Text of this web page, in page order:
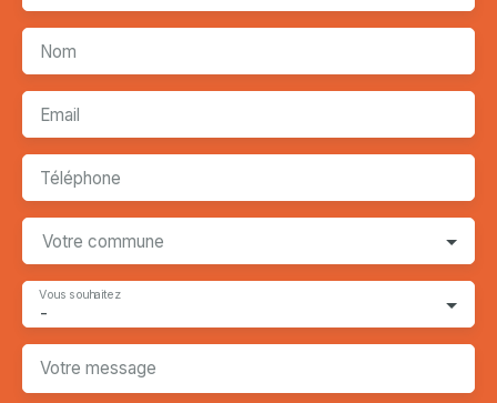
Nom
Email
Téléphone
Votre commune
-
Vous souhaitez
Votre message